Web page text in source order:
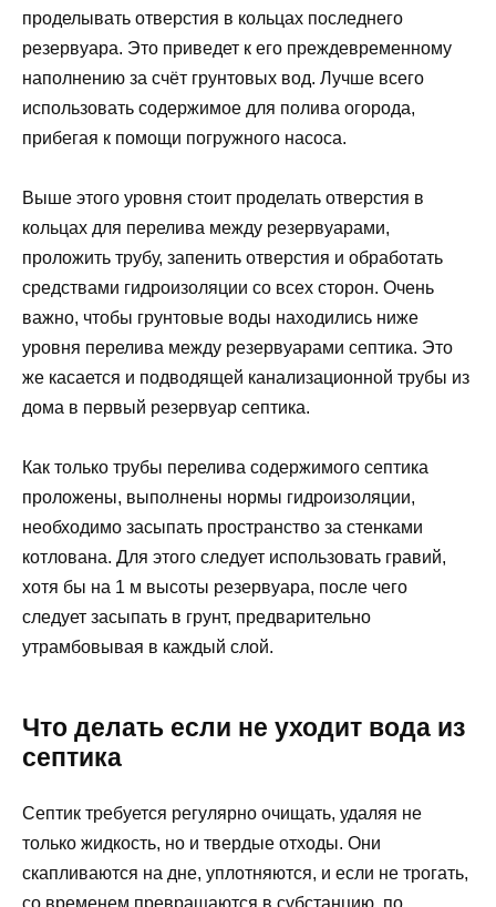
проделывать отверстия в кольцах последнего
резервуара. Это приведет к его преждевременному
наполнению за счёт грунтовых вод. Лучше всего
использовать содержимое для полива огорода,
прибегая к помощи погружного насоса.
Выше этого уровня стоит проделать отверстия в
кольцах для перелива между резервуарами,
проложить трубу, запенить отверстия и обработать
средствами гидроизоляции со всех сторон. Очень
важно, чтобы грунтовые воды находились ниже
уровня перелива между резервуарами септика. Это
же касается и подводящей канализационной трубы из
дома в первый резервуар септика.
Как только трубы перелива содержимого септика
проложены, выполнены нормы гидроизоляции,
необходимо засыпать пространство за стенками
котлована. Для этого следует использовать гравий,
хотя бы на 1 м высоты резервуара, после чего
следует засыпать в грунт, предварительно
утрамбовывая в каждый слой.
Что делать если не уходит вода из
септика
Септик требуется регулярно очищать, удаляя не
только жидкость, но и твердые отходы. Они
скапливаются на дне, уплотняются, и если не трогать,
со временем превращаются в субстанцию, по